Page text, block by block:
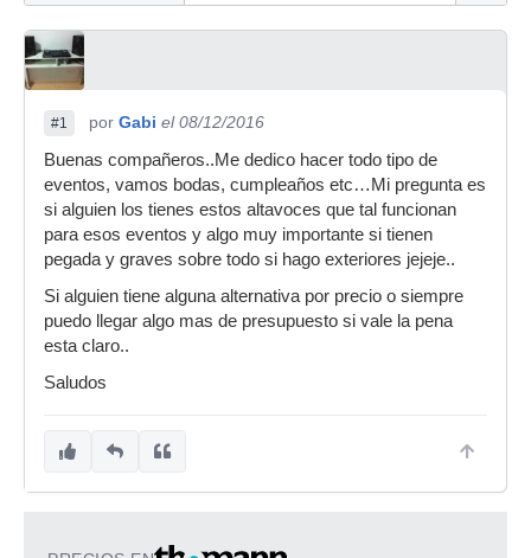
#1 por Gabi el 08/12/2016
Buenas compañeros..Me dedico hacer todo tipo de
eventos, vamos bodas, cumpleaños etc…Mi pregunta es
si alguien los tienes estos altavoces que tal funcionan
para esos eventos y algo muy importante si tienen
pegada y graves sobre todo si hago exteriores jejeje..
Si alguien tiene alguna alternativa por precio o siempre
puedo llegar algo mas de presupuesto si vale la pena
esta claro..
Saludos